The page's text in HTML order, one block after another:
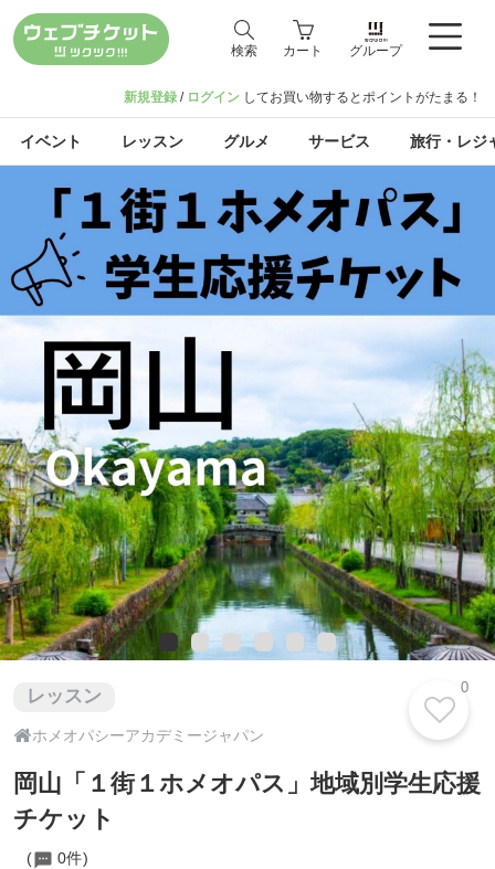
検索 カート グループ
新規登録 / ログイン してお買い物するとポイントがたまる！
イベント レッスン グルメ サービス 旅行・レジ
レッスン
ホメオパシーアカデミージャパン
岡山「１街１ホメオパス」地域別学生応援
チケット
0件
0